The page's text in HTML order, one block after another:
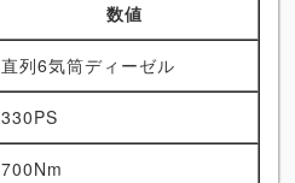
数値
直列6気筒ディーゼル
330PS
700Nm